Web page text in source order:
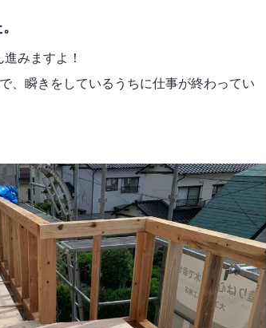
みますよ！
、瞬きをしているうちに仕事が終わってい